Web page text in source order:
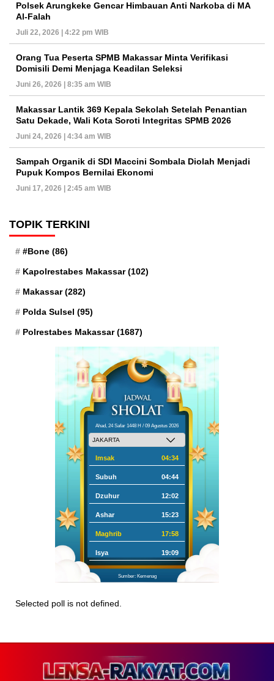
Polsek Arungkeke Gencar Himbauan Anti Narkoba di MA
Al-Falah
Juli 22, 2026 | 4:22 pm WIB
Orang Tua Peserta SPMB Makassar Minta Verifikasi
Domisili Demi Menjaga Keadilan Seleksi
Juni 26, 2026 | 8:35 am WIB
Makassar Lantik 369 Kepala Sekolah Setelah Penantian
Satu Dekade, Wali Kota Soroti Integritas SPMB 2026
Juni 24, 2026 | 4:34 am WIB
Sampah Organik di SDI Maccini Sombala Diolah Menjadi
Pupuk Kompos Bernilai Ekonomi
Juni 17, 2026 | 2:45 am WIB
TOPIK TERKINI
#Bone (86)
Kapolrestabes Makassar(102)
Makassar(282)
Polda Sulsel (95)
Polrestabes Makassar(1687)
Ahad, 24 Safar 1448 H / 09 Agustus 2026
Imsak 04:34
Subuh 04:44
Dzuhur 12:02
Ashar 15:23
Maghrib 17:58
Isya 19:09
Sumber: Kemenag
Selected poll is not defined.